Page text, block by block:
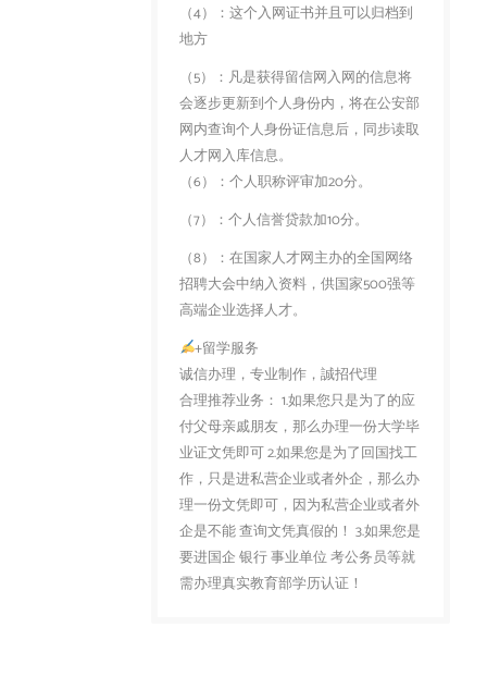
（4）：这个入网证书并且可以归档到
地方
（5）：凡是获得留信网入网的信息将
会逐步更新到个人身份内，将在公安部
网内查询个人身份证信息后，同步读取
人才网入库信息。
（6）：个人职称评审加20分。
（7）：个人信誉贷款加10分。
（8）：在国家人才网主办的全国网络
招聘大会中纳入资料，供国家500强等
高端企业选择人才。
+留学服务
诚信办理，专业制作，誠招代理
合理推荐业务： 1.如果您只是为了的应
付父母亲戚朋友，那么办理一份大学毕
业证文凭即可 2.如果您是为了回国找工
作，只是进私营企业或者外企，那么办
理一份文凭即可，因为私营企业或者外
企是不能 查询文凭真假的！ 3.如果您是
要进国企 银行 事业单位 考公务员等就
需办理真实教育部学历认证！